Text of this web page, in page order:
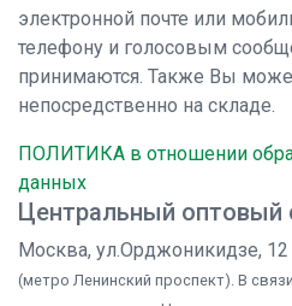
электронной почте или
телефону и голосовым
принимаются. Также Вы
непосредственно на складе.
ПОЛИТИКА в отношении
данных
Центральный оптовый
Москва, ул.Орджоникидзе, 12
(метро Ленинский проспект). В